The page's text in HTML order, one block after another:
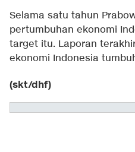
Selama satu tahun
pertumbuhan ekonomi
target itu. Laporan
ekonomi Indonesia
(skt/dhf)